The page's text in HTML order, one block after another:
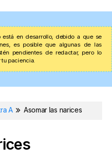
está en desarrollo, debido a que se
es posible que algunas de las
pendientes de redactar, pero lo
tu paciencia.
A Asomar las narices